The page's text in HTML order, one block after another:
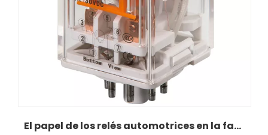
El papel de los relés automotrices en la fabricación moderna de autopartes